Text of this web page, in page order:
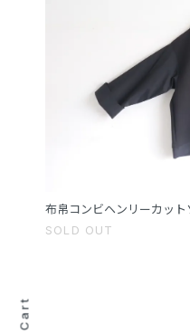
布帛コンビヘンリーカット
SOLD OUT
Cart